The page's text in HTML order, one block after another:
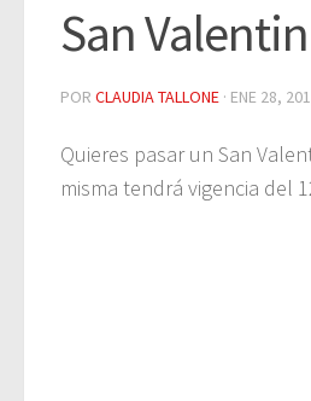
San
POR CLAUDIA TALLONE · ENE 28,
Quieres pasar un San
misma tendrá vigencia del